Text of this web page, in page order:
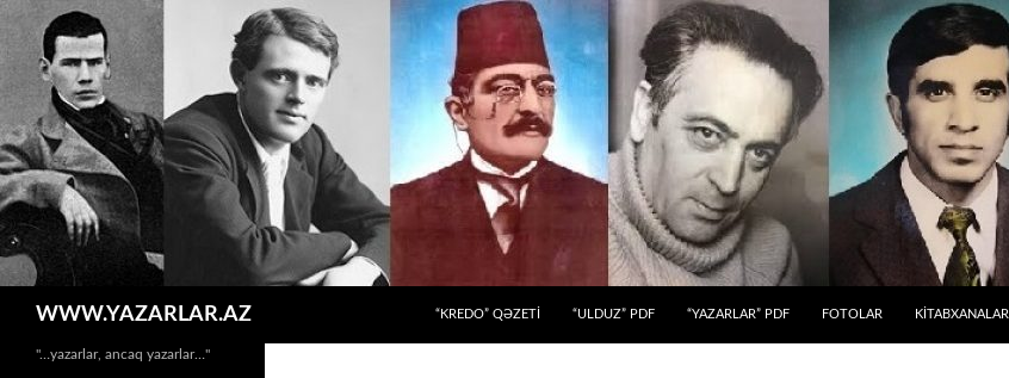
WWW.YAZARLAR.AZ
“KREDO” QƏZETİ
“ULDUZ” PDF “YAZARLAR” PDF FOTOLAR KİTABXANALAR
"…yazarlar, ancaq yazarlar…"